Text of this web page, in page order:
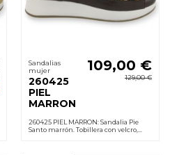
Sandalias
mujer
260425
PIEL
MARRON
109,00 €
129,00 €
260425 PIEL MARRON: Sandalia Pie
Santo marrón. Tobillera con velcro,